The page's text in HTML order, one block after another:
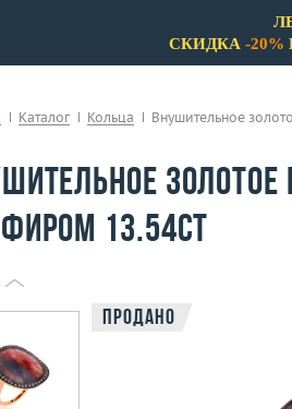
СКИДКА -20%
Каталог Кольца Внушительное
13.54ct
Продано